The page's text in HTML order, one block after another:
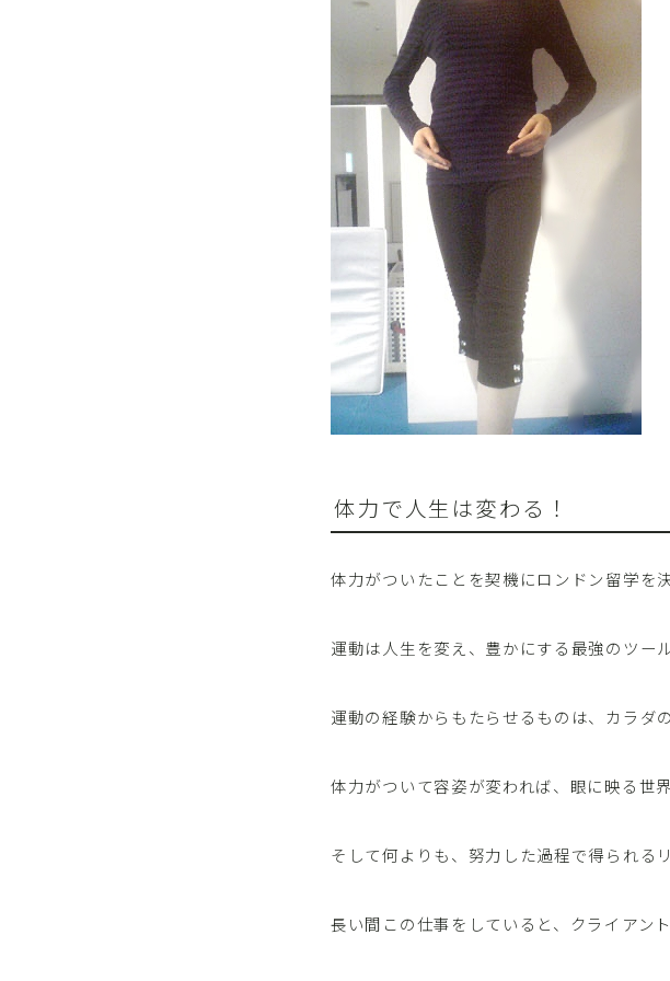
体力で人生は変わる！
体力がついたことを契機にロンドン留学を
運動は人生を変え、豊かにする最強のツー
運動の経験からもたらせるものは、カラダ
体力がついて容姿が変われば、眼に映る世
そして何よりも、努力した過程で得られる
長い間この仕事をしていると、クライアン